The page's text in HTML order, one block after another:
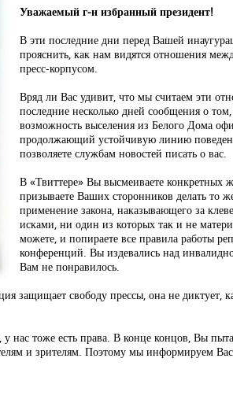
Уважаемый г-н избранный президент!
В эти последние дни перед Вашей
прояснить, как нам видятся отношения
пресс-корпусом.
Вряд ли Вас удивит, что мы считаем эти
последние несколько дней сообщения о
возможность выселения из Белого Дома
продолжающий устойчивую линию
позволяете службам новостей писать о вас.
В «Твиттере» Вы высмеиваете конкретных
призываете Ваших сторонников делать то
применение закона, наказывающего за
исками, ни один из которых так и не
можете, и попираете все правила работы
конференций. Вы издевались над
Вам не понравилось.
защищает свободу прессы, она не диктует,
нас тоже есть права. В конце концов, Вы
и зрителям. Поэтому мы информируем